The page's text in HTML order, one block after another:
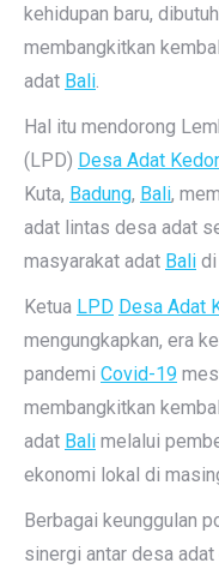
kehidupan baru,
membangkitkan
adat Bali.
Hal itu mendorong
(LPD) Desa Adat
Kuta, Badung, Bali,
adat lintas desa adat
masyarakat adat Bali di
Ketua LPD Desa Adat
mengungkapkan, era
pandemi Covid-19
membangkitkan
adat Bali melalui
ekonomi lokal di
Berbagai keunggulan
sinergi antar desa